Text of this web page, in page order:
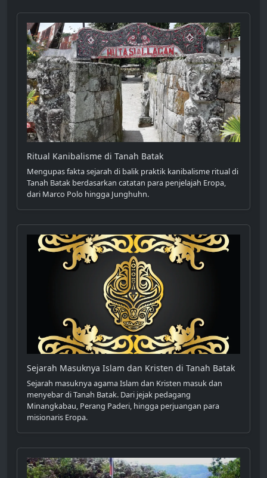
Ritual Kanibalisme di Tanah Batak
Mengupas fakta sejarah di balik praktik kanibalisme ritual di
Tanah Batak berdasarkan catatan para penjelajah Eropa,
dari Marco Polo hingga Junghuhn.
Sejarah Masuknya Islam dan Kristen di Tanah Batak
Sejarah masuknya agama Islam dan Kristen masuk dan
menyebar di Tanah Batak. Dari jejak pedagang
Minangkabau, Perang Paderi, hingga perjuangan para
misionaris Eropa.